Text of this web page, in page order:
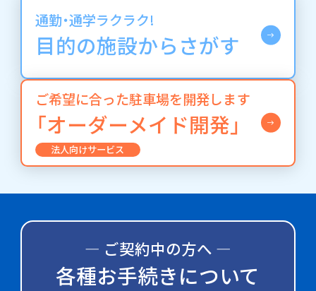
通勤・通学ラクラク!
目的の施設からさがす
ご希望に合った駐車場を開発します
「オーダーメイド開発」
法人向けサービス
― ご契約中の方へ ―
各種お手続きについて